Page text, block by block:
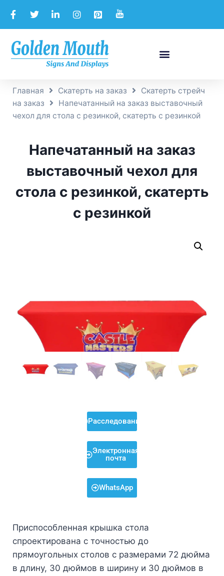
Главная Скатерть на заказ
Скатерть стрейч
на заказ
Напечатанный на заказ выставочный
чехол для стола с резинкой, скатерть с резинкой
Напечатанный на заказ
выставочный чехол для
стола с резинкой, скатерть
с резинкой
Расследование
Электронная
почта
WhatsApp
Приспособленная крышка стола
спроектирована с точностью до
прямоугольных столов с размерами 72 дюйма
в длину, 30 дюймов в ширину и 30 дюймов в